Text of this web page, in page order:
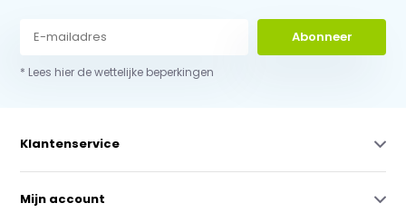
Abonneer
* Lees hier de wettelijke beperkingen
Klantenservice
Mijn account